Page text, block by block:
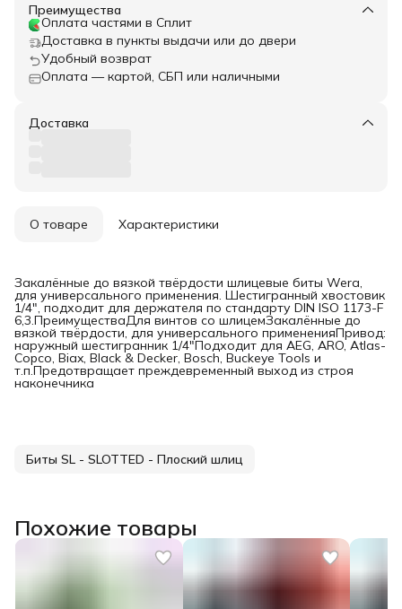
Преимущества
Оплата частями в Сплит
Доставка в пункты выдачи или до двери
Удобный возврат
Оплата — картой, СБП или наличными
Доставка
О товаре Характеристики
Закалённые до вязкой твёрдости шлицевые биты Wera,
для универсального применения. Шестигранный хвостовик
1/4", подходит для держателя по стандарту DIN ISO 1173-F
6,3.ПреимуществаДля винтов со шлицемЗакалённые до
вязкой твёрдости, для универсального примененияПривод:
наружный шестигранник 1/4"Подходит для AEG, ARO, Atlas-
Copco, Biax, Black & Decker, Bosch, Buckeye Tools и
т.п.Предотвращает преждевременный выход из строя
наконечника
Биты SL - SLOTTED - Плоский шлиц
Похожие товары